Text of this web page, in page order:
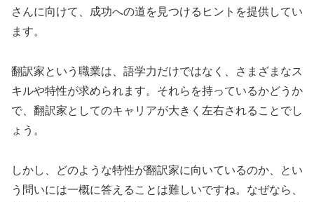
さんに向けて、成功への道を見つけるヒントを提供してい
ます。
翻訳家という職業は、語学力だけではなく、さまざまなス
キルや特性が求められます。それらを持っているかどうか
で、翻訳家としてのキャリアが大きく左右されることでし
ょう。
しかし、どのような特性が翻訳家に向いているのか、とい
う問いには一概に答えることは難しいですね。なぜなら、